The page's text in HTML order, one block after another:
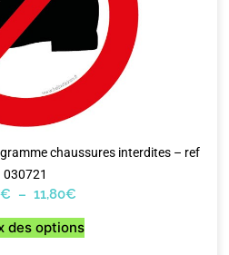
chaussures interdites – ref
030721
€ – 11,80€
des options